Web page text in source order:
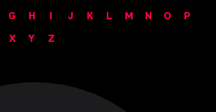
G H I J K L M N O
P
X Y Z